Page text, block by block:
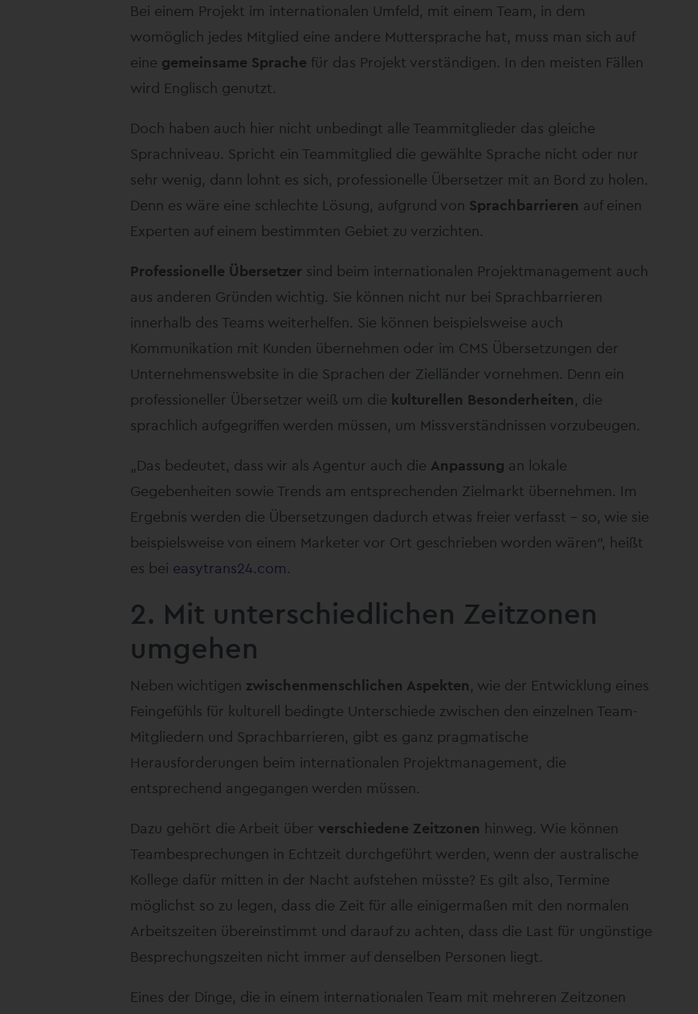
Bei einem Projekt im internationalen Umfeld, mit einem Team, in dem
womöglich jedes Mitglied eine andere Muttersprache hat, muss man sich auf
eine gemeinsame Sprache für das Projekt verständigen. In den meisten Fällen
wird Englisch genutzt.
Doch haben auch hier nicht unbedingt alle Teammitglieder das gleiche
Sprachniveau. Spricht ein Teammitglied die gewählte Sprache nicht oder nur
sehr wenig, dann lohnt es sich, professionelle Übersetzer mit an Bord zu holen.
Denn es wäre eine schlechte Lösung, aufgrund von Sprachbarrieren auf einen
Experten auf einem bestimmten Gebiet zu verzichten.
Professionelle Übersetzer sind beim internationalen Projektmanagement auch
aus anderen Gründen wichtig. Sie können nicht nur bei Sprachbarrieren
innerhalb des Teams weiterhelfen. Sie können beispielsweise auch
Kommunikation mit Kunden übernehmen oder im CMS Übersetzungen der
Unternehmenswebsite in die Sprachen der Zielländer vornehmen. Denn ein
professioneller Übersetzer weiß um die kulturellen Besonderheiten, die
sprachlich aufgegriffen werden müssen, um Missverständnissen vorzubeugen.
„Das bedeutet, dass wir als Agentur auch die Anpassung an lokale
Gegebenheiten sowie Trends am entsprechenden Zielmarkt übernehmen. Im
Ergebnis werden die Übersetzungen dadurch etwas freier verfasst – so, wie sie
beispielsweise von einem Marketer vor Ort geschrieben worden wären“, heißt
es bei easytrans24.com.
2. Mit unterschiedlichen Zeitzonen
umgehen
Neben wichtigen zwischenmenschlichen Aspekten, wie der Entwicklung eines
Feingefühls für kulturell bedingte Unterschiede zwischen den einzelnen Team-
Mitgliedern und Sprachbarrieren, gibt es ganz pragmatische
Herausforderungen beim internationalen Projektmanagement, die
entsprechend angegangen werden müssen.
Dazu gehört die Arbeit über verschiedene Zeitzonen hinweg. Wie können
Teambesprechungen in Echtzeit durchgeführt werden, wenn der australische
Kollege dafür mitten in der Nacht aufstehen müsste? Es gilt also, Termine
möglichst so zu legen, dass die Zeit für alle einigermaßen mit den normalen
Arbeitszeiten übereinstimmt und darauf zu achten, dass die Last für ungünstige
Besprechungszeiten nicht immer auf denselben Personen liegt.
Eines der Dinge, die in einem internationalen Team mit mehreren Zeitzonen